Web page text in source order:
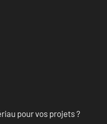
pour vos projets ?